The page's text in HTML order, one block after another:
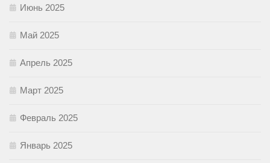
Июнь 2025
Май 2025
Апрель 2025
Март 2025
Февраль 2025
Январь 2025